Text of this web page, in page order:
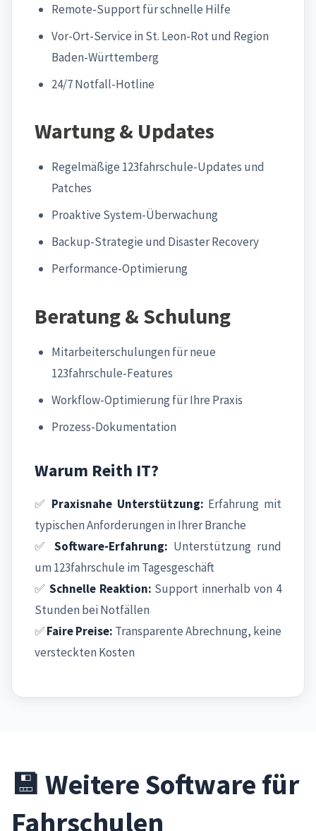
Remote-Support für schnelle Hilfe
Vor-Ort-Service in St. Leon-Rot und Region
Baden-Württemberg
24/7 Notfall-Hotline
Wartung & Updates
Regelmäßige 123fahrschule-Updates und
Patches
Proaktive System-Überwachung
Backup-Strategie und Disaster Recovery
Performance-Optimierung
Beratung & Schulung
Mitarbeiterschulungen für neue
123fahrschule-Features
Workflow-Optimierung für Ihre Praxis
Prozess-Dokumentation
Warum Reith IT?
✅ Praxisnahe Unterstützung: Erfahrung mit
typischen Anforderungen in Ihrer Branche
✅ Software-Erfahrung: Unterstützung rund
um 123fahrschule im Tagesgeschäft
✅ Schnelle Reaktion: Support innerhalb von 4
Stunden bei Notfällen
✅Faire Preise: Transparente Abrechnung, keine
versteckten Kosten
💾 Weitere Software für
Fahrschulen